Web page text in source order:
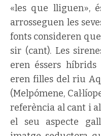
«les que lliguen»,
arrosseguen les
fonts consideren
sir (cant). Les
eren éssers
eren filles del riu
(Melpómene,
referència al cant i
el seu aspecte